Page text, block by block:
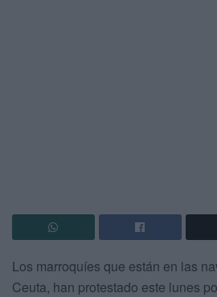
Los marroquíes que están en las
Ceuta, han protestado este lunes